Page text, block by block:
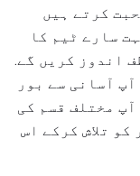
کرتے ہیں
سارے ٹیم کا
اندوز کریں گے.
آسانی سے بور
مختلف قسم کی
تلاش کرکے اس